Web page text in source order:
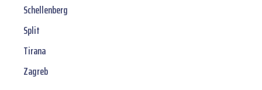
Schellenberg
Split
Tirana
Zagreb